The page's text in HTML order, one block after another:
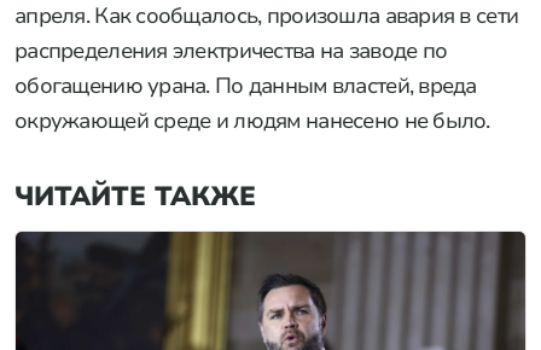
апреля. Как сообщалось, произошла авария в сети
распределения электричества на заводе по
обогащению урана. По данным властей, вреда
окружающей среде и людям нанесено не было.
ЧИТАЙТЕ ТАКЖЕ